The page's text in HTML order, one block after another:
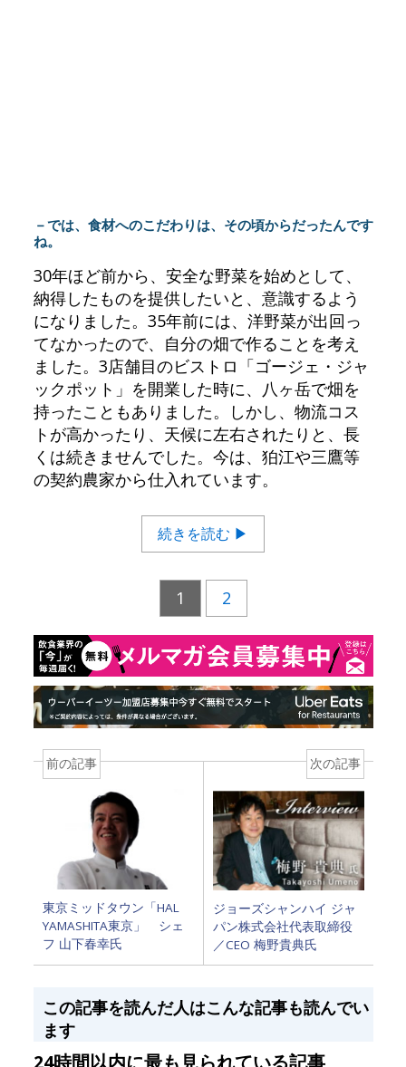
－では、食材へのこだわりは、その頃からだったんです
ね。
30年ほど前から、安全な野菜を始めとして、
納得したものを提供したいと、意識するよう
になりました。35年前には、洋野菜が出回っ
てなかったので、自分の畑で作ることを考え
ました。3店舗目のビストロ「ゴージェ・ジャ
ックポット」を開業した時に、八ヶ岳で畑を
持ったこともありました。しかし、物流コス
トが高かったり、天候に左右されたりと、長
くは続きませんでした。今は、狛江や三鷹等
の契約農家から仕入れています。
続きを読む ▶
1 2
前の記事
東京ミッドタウン「HAL
YAMASHITA東京」 シェ
フ 山下春幸氏
次の記事
ジョーズシャンハイ ジャ
パン株式会社代表取締役
／CEO 梅野貴典氏
この記事を読んだ人はこんな記事も読んでい
ます
24時間以内に最も見られている記事